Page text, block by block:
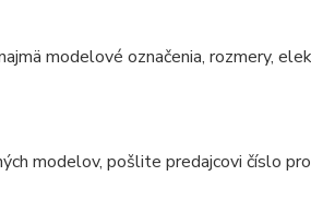
modelové označenia, rozmery,
modelov, pošlite predajcovi číslo